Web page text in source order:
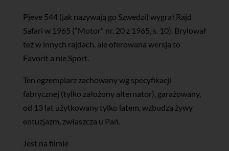
Pjeve 544 (jak nazywają go Szwedzi) wygrał Rajd
Safari w 1965 (“Motor” nr. 20 z 1965, s. 10). Brylował
też w innych rajdach, ale oferowana wersja to
Favorit a nie Sport.
Ten egzemplarz zachowany wg specyfikacji
fabrycznej (tylko założony alternator), garażowany,
od 13 lat użytkowany tylko latem, wzbudza żywy
entuzjazm, zwłaszcza u Pań.
Jest na filmie